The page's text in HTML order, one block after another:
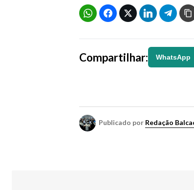
Compartilhar: WhatsApp
Publicado por Redação